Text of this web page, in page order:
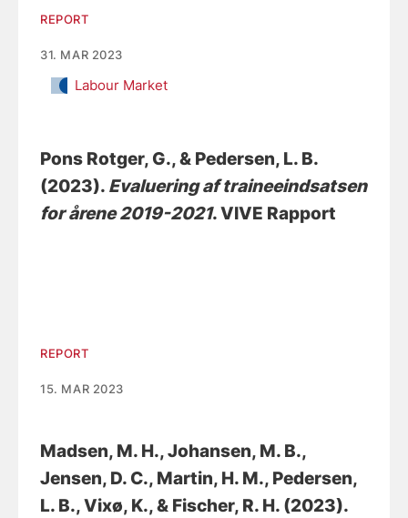
REPORT
31. MAR 2023
Labour Market
Pons Rotger, G., & Pedersen, L. B.
(2023). Evaluering af traineeindsatsen
for årene 2019-2021. VIVE Rapport
REPORT
15. MAR 2023
Madsen, M. H., Johansen, M. B.,
Jensen, D. C., Martin, H. M., Pedersen,
L. B., Vixø, K., & Fischer, R. H. (2023).